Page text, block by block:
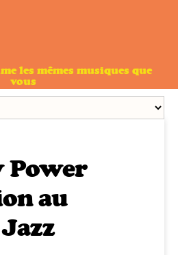
les mêmes musiques que
vous
Power
au